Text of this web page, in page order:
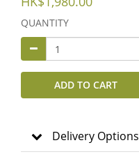
QUANTITY
ADD TO CART
Delivery Options